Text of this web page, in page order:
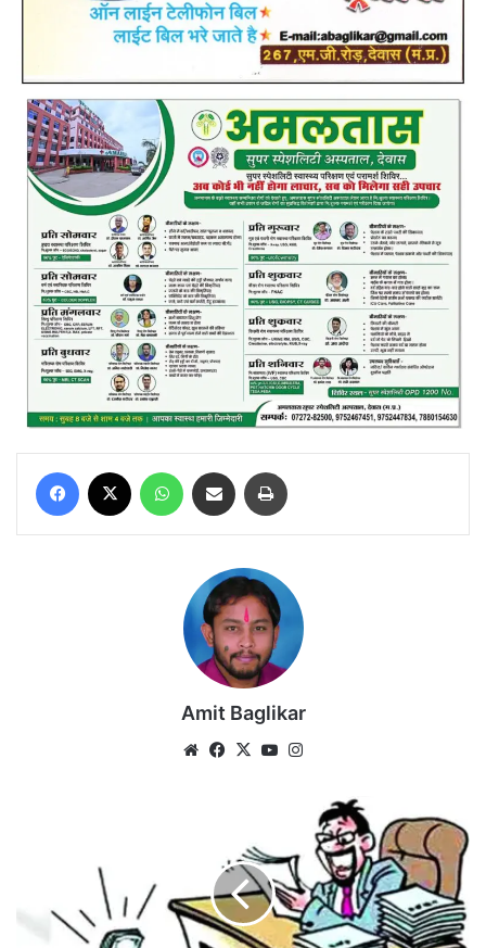
Facebook WhatsAppShare via Email
Amit Baglikar
WebsiteFacebook
X YouTube